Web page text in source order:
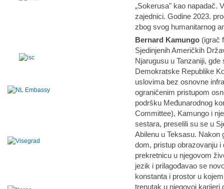
„Sokerusa" kao napadač.
zajednici. Godine 2023.
zbog svog humanitarnog
Bernard Kamungo (igrač
Sjedinjenih Američkih
Njarugusu u Tanzaniji,
Demokratske Republike
uslovima bez osnovne
ograničenim pristupom
podršku Međunarodnog
Committee), Kamungo i
sestara, preselili su se u
Abilenu u Teksasu. Nakon
dom, pristup obrazovanju
prekretnicu u njegovom
jezik i prilagođavao se
konstanta i prostor u
trenutak u njegovoj karijeri